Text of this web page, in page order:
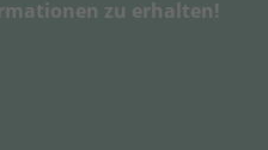
zu erhalten!